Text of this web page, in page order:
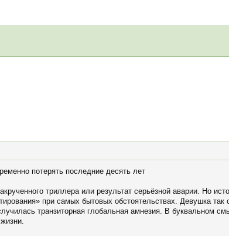
потерять последние десять лет
триллера или результат серьёзной аварии. Но
при самых бытовых обстоятельствах. Девушка так
транзиторная глобальная амнезия. В буквальном